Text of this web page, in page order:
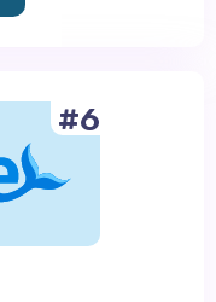
#6